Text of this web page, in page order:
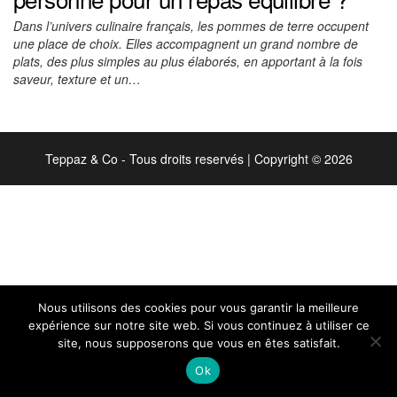
Dans l’univers culinaire français, les pommes de terre occupent
une place de choix. Elles accompagnent un grand nombre de
plats, des plus simples au plus élaborés, en apportant à la fois
saveur, texture et un…
Teppaz & Co - Tous droits reservés | Copyright © 2026
Nous utilisons des cookies pour vous garantir la meilleure
expérience sur notre site web. Si vous continuez à utiliser ce
site, nous supposerons que vous en êtes satisfait.
Ok